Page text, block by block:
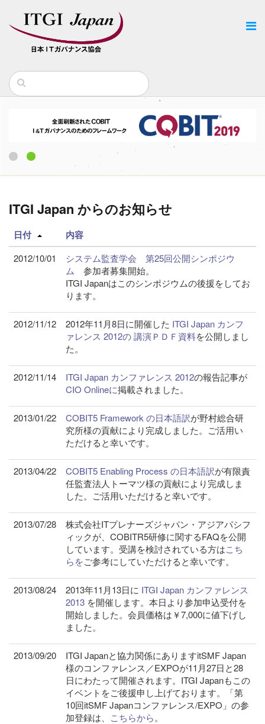
ITGI Japan からのお知らせ
日付 内容
2012/10/01
システム監査学会 第25回公開シンポジウ
ム 参加者募集開始。
ITGI Japanはこのシンポジウムの後援をしてお
ります。
2012/11/12 2012年11月8日に開催した ITGI Japan カンフ
ァレンス 2012の 講演ＰＤＦ資料を公開しまし
た。
2012/11/14 ITGI Japan カンファレンス 2012の報告記事が
CIO Onlineに掲載されました。
2013/01/22 COBIT5 Framework の日本語訳が野村総合研
究所様の貢献により完成しました。ご活用い
ただけると幸いです。
2013/04/22 COBIT5 Enabling Process の日本語訳が有限責
任監査法人トーマツ様の貢献により完成しま
した。ご活用いただけると幸いです。
2013/07/28
株式会社ITプレナーズジャパン・アジアパシフ
ィックが、COBITR5研修に関するFAQを公開
しています。受講を検討されている方はこち
らをご参考にしていただけると幸いです。
2013/08/24 2013年11月13日に ITGI Japan カンファレンス
2013 を開催します。本日より参加申込受付を
開始しました。会員価格は￥7,000に値下げし
ました。
2013/09/20
ITGI Japanと協力関係にありますitSMF Japan
様のコンファレンス／EXPOが11月27日と28
日にわたって開催されます。ITGI Japanもこの
イベントをご後援申し上げております。「第
10回itSMF Japanコンファレンス/EXPO」の参
加登録は、 こちらから。